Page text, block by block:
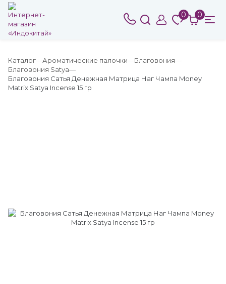
0 0
Каталог Ароматические палочки
Благовония
Благовония Satya
Благовония Сатья Денежная Матрица Наг Чампа Money
Matrix Satya Incense 15 гр